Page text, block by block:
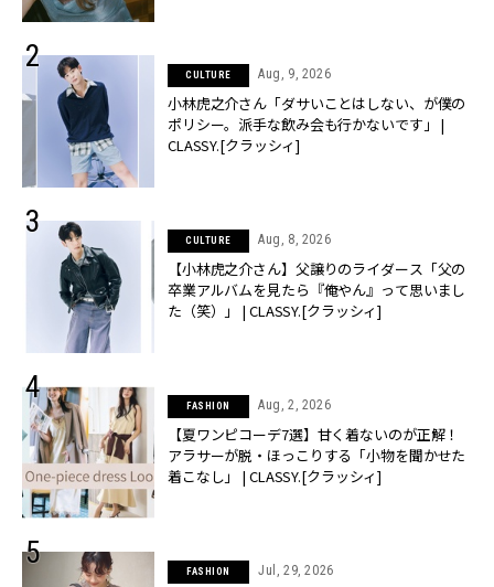
CULTURE Aug, 9, 2026
小林虎之介さん「ダサいことはしない、が僕の
ポリシー。派手な飲み会も行かないです」 |
CLASSY.[クラッシィ]
CULTURE Aug, 8, 2026
【小林虎之介さん】父譲りのライダース「父の
卒業アルバムを見たら『俺やん』って思いまし
た（笑）」 | CLASSY.[クラッシィ]
FASHION Aug, 2, 2026
【夏ワンピコーデ7選】甘く着ないのが正解！
アラサーが脱・ほっこりする「小物を聞かせた
着こなし」 | CLASSY.[クラッシィ]
FASHION Jul, 29, 2026